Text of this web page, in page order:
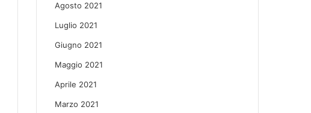
Agosto 2021
Luglio 2021
Giugno 2021
Maggio 2021
Aprile 2021
Marzo 2021